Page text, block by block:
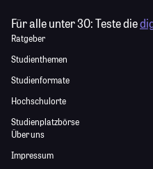
Für alle unter 30:Teste die
Ratgeber
Studienthemen
Studienformate
Hochschulorte
Studienplatzbörse
Über uns
Impressum